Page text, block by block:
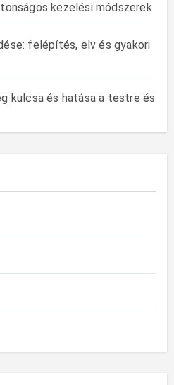
kezelési módszerek
felépítés, elv és gyakori
kulcsa és hatása a testre és